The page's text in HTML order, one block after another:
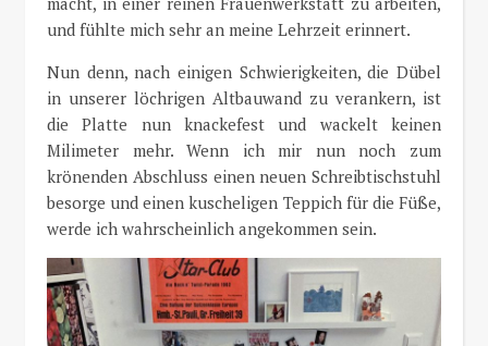
und fühlte mich sehr an meine Lehrzeit erinnert.
Nun denn, nach einigen Schwierigkeiten, die Dübel
in unserer löchrigen Altbauwand zu verankern, ist
die Platte nun knackefest und wackelt keinen
Milimeter mehr. Wenn ich mir nun noch zum
krönenden Abschluss einen neuen Schreibtischstuhl
besorge und einen kuscheligen Teppich für die Füße,
werde ich wahrscheinlich angekommen sein.